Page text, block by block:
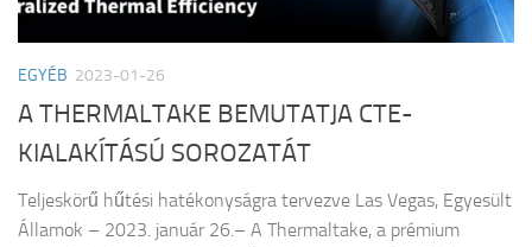
EGYÉB 2023-01-26
A THERMALTAKE BEMUTATJA CTE-
KIALAKÍTÁSÚ SOROZATÁT
Teljeskörű hűtési hatékonyságra tervezve Las Vegas, Egyesült
Államok – 2023. január 26.– A Thermaltake, a prémium